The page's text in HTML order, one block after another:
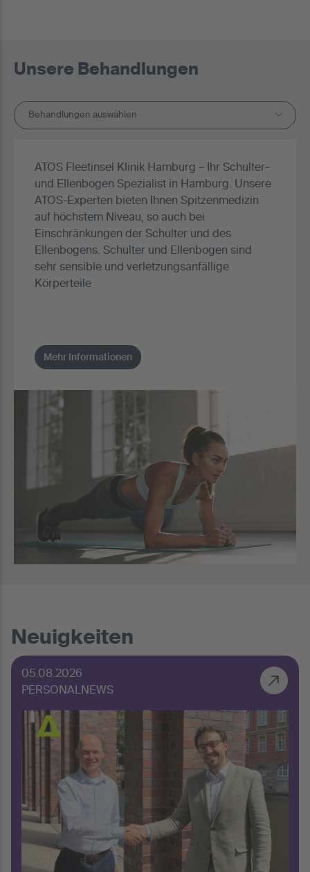
Unsere Behandlungen
Behandlungen auswählen
ATOS Fleetinsel Klinik Hamburg – Ihr Schulter-
und Ellenbogen Spezialist in Hamburg. Unsere
ATOS-Experten bieten Ihnen Spitzenmedizin
auf höchstem Niveau, so auch bei
Einschränkungen der Schulter und des
Ellenbogens. Schulter und Ellenbogen sind
sehr sensible und verletzungsanfällige
Körperteile
Mehr Informationen
Neuigkeiten
05.08.2026
PERSONALNEWS